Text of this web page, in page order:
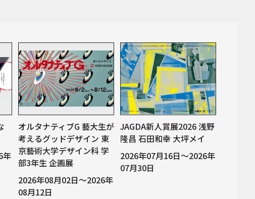
年
オルタナティブG 藝大生が
考えるグッドデザイン 東
京藝術大学デザイン科 学
部3年生 企画展
2026年08月02日～2026年
08月12日
JAGDA新人賞展2026 浅野
隆昌 石田和幸 大坪メイ
2026年07月16日～2026年
07月30日